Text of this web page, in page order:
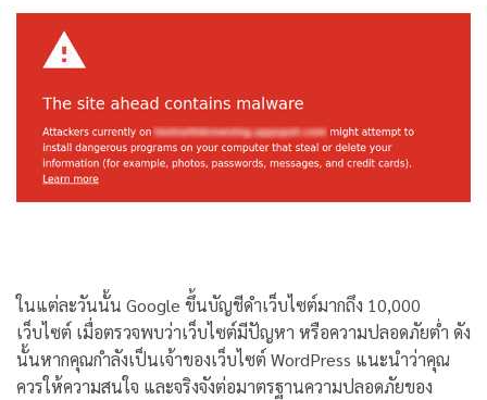
ในแต่ละวันนั้น Google ขึ้นบัญชีดำเว็บไซต์มากถึง 10,000
เว็บไซต์ เมื่อตรวจพบว่าเว็บไซต์มีปัญหา หรือความปลอดภัยต่ำ ดัง
นั้นหากคุณกำลังเป็นเจ้าของเว็บไซต์ WordPress แนะนำว่าคุณ
ควรให้ความสนใจ และจริงจังต่อมาตรฐานความปลอดภัยของ